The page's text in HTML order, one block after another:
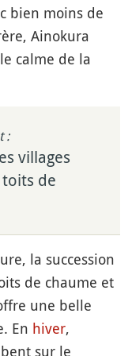
bien moins de
Ainokura
calme de la
:
villages
de
la succession
de chaume et
une belle
En hiver,
sur le